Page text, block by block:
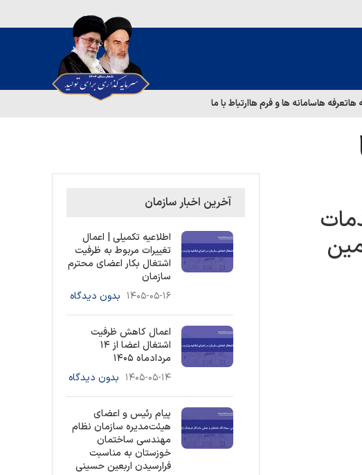
هاتعرفه هاسامانه ها و فرم هاارتباط با ما
آخرین اخبار سازمان
اطلاعیه تکمیلی | اعمال
تغییرات مربوط به ظرفیت
اشتغال بکار اعضای محترم
سازمان
۱۴۰۵-۰۵-۱۶ بدون دیدگاه
اعمال کاهش ظرفیت
اشتغال اعضا از ۱۴
مردادماه ۱۴۰۵
۱۴۰۵-۰۵-۱۴ بدون دیدگاه
پیام رئیس و اعضای
هیئت‌مدیره سازمان نظام
مهندسی ساختمان
خوزستان به مناسبت
فرارسیدن اربعین حسینی